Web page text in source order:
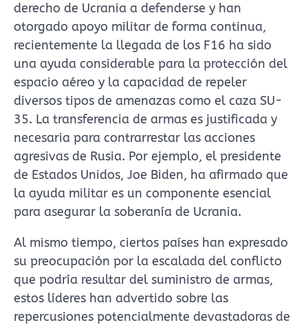
derecho de Ucrania a defenderse y han
otorgado apoyo militar de forma continua,
recientemente la llegada de los F16 ha sido
una ayuda considerable para la protección del
espacio aéreo y la capacidad de repeler
diversos tipos de amenazas como el caza SU-
35. La transferencia de armas es justificada y
necesaria para contrarrestar las acciones
agresivas de Rusia. Por ejemplo, el presidente
de Estados Unidos, Joe Biden, ha afirmado que
la ayuda militar es un componente esencial
para asegurar la soberanía de Ucrania.
Al mismo tiempo, ciertos países han expresado
su preocupación por la escalada del conflicto
que podría resultar del suministro de armas,
estos líderes han advertido sobre las
repercusiones potencialmente devastadoras de